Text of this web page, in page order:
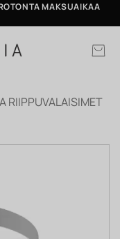
MAKSUAIKAA
RIIPPUVALAISIMET